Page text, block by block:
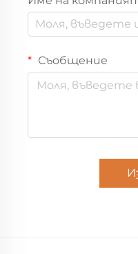
Съобщение